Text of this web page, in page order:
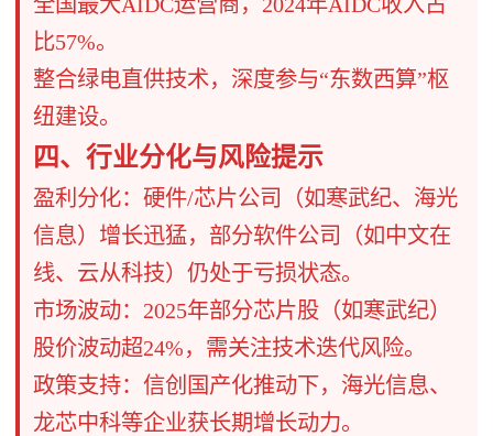
比57%。
整合绿电直供技术，深度参与“东数西算”枢
纽建设。
​​四、行业分化与风险提示​​
​​盈利分化​​：硬件/芯片公司（如寒武纪、海光
信息）增长迅猛，部分软件公司（如中文在
线、云从科技）仍处于亏损状态。
​​市场波动​​：2025年部分芯片股（如寒武纪）
股价波动超24%，需关注技术迭代风险。
​​政策支持​​：信创国产化推动下，海光信息、
龙芯中科等企业获长期增长动力。